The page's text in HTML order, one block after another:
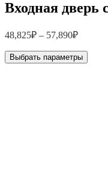
Входная дверь
48,825₽ – 57,890₽
Выбрать параметры